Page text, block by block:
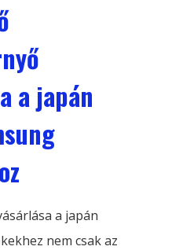
a japán
a japán
nem csak az